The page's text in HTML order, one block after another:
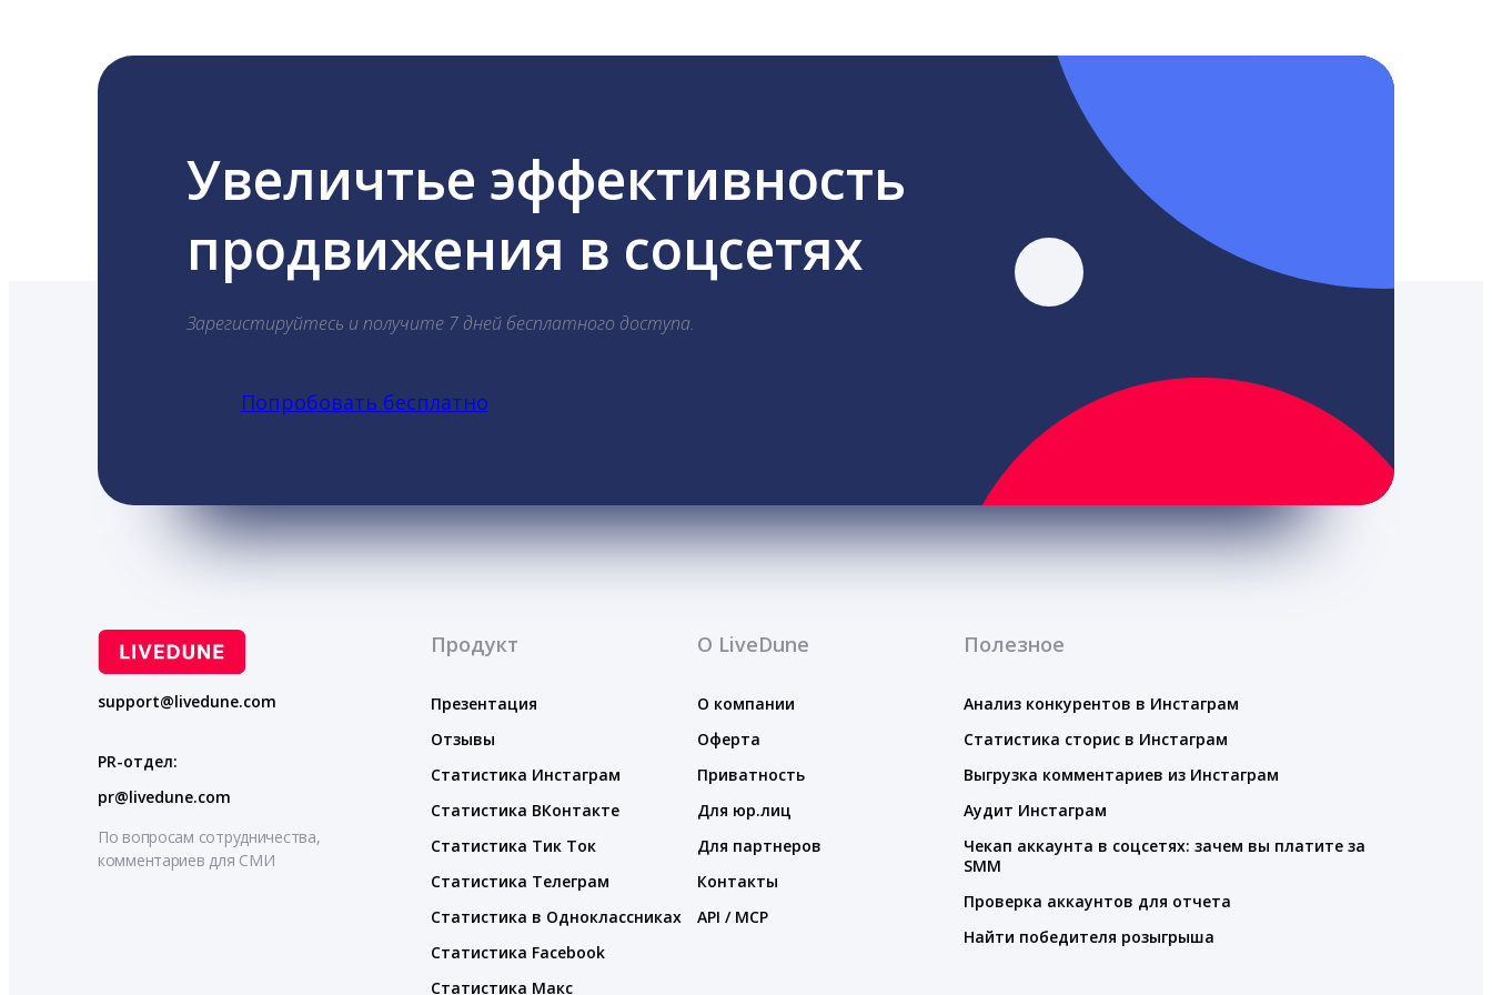
Увеличтье эффективность
продвижения в соцсетях
Зарегистируйтесь и получите 7 дней бесплатного доступа.
Попробовать бесплатно
support@livedune.com
PR-отдел:
pr@livedune.com
По вопросам сотрудничества,
комментариев для СМИ
Продукт
Презентация
Отзывы
Статистика Инстаграм
Статистика ВКонтакте
Статистика Тик Ток
Статистика Телеграм
Статистика в Одноклассниках
Статистика Facebook
Статистика Макс
О LiveDune
О компании
Оферта
Приватность
Для юр.лиц
Для партнеров
Контакты
API / MCP
Полезное
Анализ конкурентов в Инстаграм
Статистика сторис в Инстаграм
Выгрузка комментариев из Инстаграм
Аудит Инстаграм
Чекап аккаунта в соцсетях: зачем вы платите за
SMM
Проверка аккаунтов для отчета
Найти победителя розыгрыша